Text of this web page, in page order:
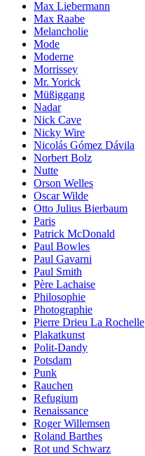
Max Liebermann
Max Raabe
Melancholie
Mode
Moderne
Morrissey
Mr. Yorick
Müßiggang
Nadar
Nick Cave
Nicky Wire
Nicolás Gómez Dávila
Norbert Bolz
Nutte
Orson Welles
Oscar Wilde
Otto Julius Bierbaum
Paris
Patrick McDonald
Paul Bowles
Paul Gavarni
Paul Smith
Père Lachaise
Philosophie
Photographie
Pierre Drieu La Rochelle
Plakatkunst
Polit-Dandy
Potsdam
Punk
Rauchen
Refugium
Renaissance
Roger Willemsen
Roland Barthes
Rot und Schwarz